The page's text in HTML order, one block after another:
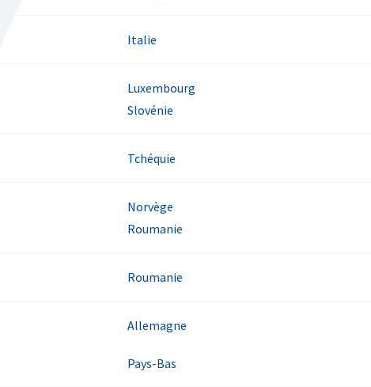
Italie
Luxembourg
Slovénie
Tchéquie
Norvège
Roumanie
Roumanie
Allemagne
Pays-Bas